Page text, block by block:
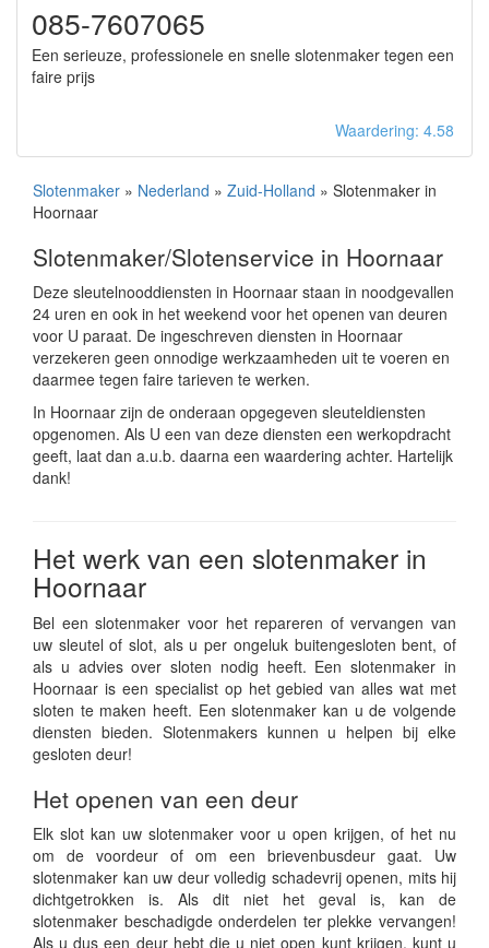
085-7607065
Een serieuze, professionele en snelle slotenmaker tegen een
faire prijs
Waardering: 4.58
Slotenmaker » Nederland » Zuid-Holland » Slotenmaker in
Hoornaar
Slotenmaker/Slotenservice in Hoornaar
Deze sleutelnooddiensten in Hoornaar staan in noodgevallen
24 uren en ook in het weekend voor het openen van deuren
voor U paraat. De ingeschreven diensten in Hoornaar
verzekeren geen onnodige werkzaamheden uit te voeren en
daarmee tegen faire tarieven te werken.
In Hoornaar zijn de onderaan opgegeven sleuteldiensten
opgenomen. Als U een van deze diensten een werkopdracht
geeft, laat dan a.u.b. daarna een waardering achter. Hartelijk
dank!
Het werk van een slotenmaker in
Hoornaar
Bel een slotenmaker voor het repareren of vervangen van
uw sleutel of slot, als u per ongeluk buitengesloten bent, of
als u advies over sloten nodig heeft. Een slotenmaker in
Hoornaar is een specialist op het gebied van alles wat met
sloten te maken heeft. Een slotenmaker kan u de volgende
diensten bieden. Slotenmakers kunnen u helpen bij elke
gesloten deur!
Het openen van een deur
Elk slot kan uw slotenmaker voor u open krijgen, of het nu
om de voordeur of om een brievenbusdeur gaat. Uw
slotenmaker kan uw deur volledig schadevrij openen, mits hij
dichtgetrokken is. Als dit niet het geval is, kan de
slotenmaker beschadigde onderdelen ter plekke vervangen!
Als u dus een deur hebt die u niet open kunt krijgen, kunt u